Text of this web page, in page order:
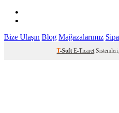
Bize Ulaşın Blog Mağazalarımız
T-Soft E-Ticaret